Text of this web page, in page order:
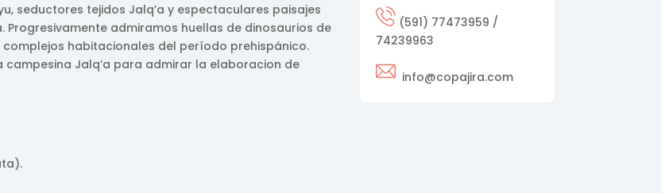
seductores tejidos Jalq’a y espectaculares paisajes
admiramos huellas de dinosaurios de
habitacionales del período prehispánico.
Jalq’a para admirar la elaboracion de
(591) 77473959 /
74239963
info@copajira.com